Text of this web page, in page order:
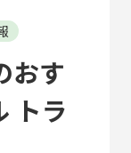
おす
トラ